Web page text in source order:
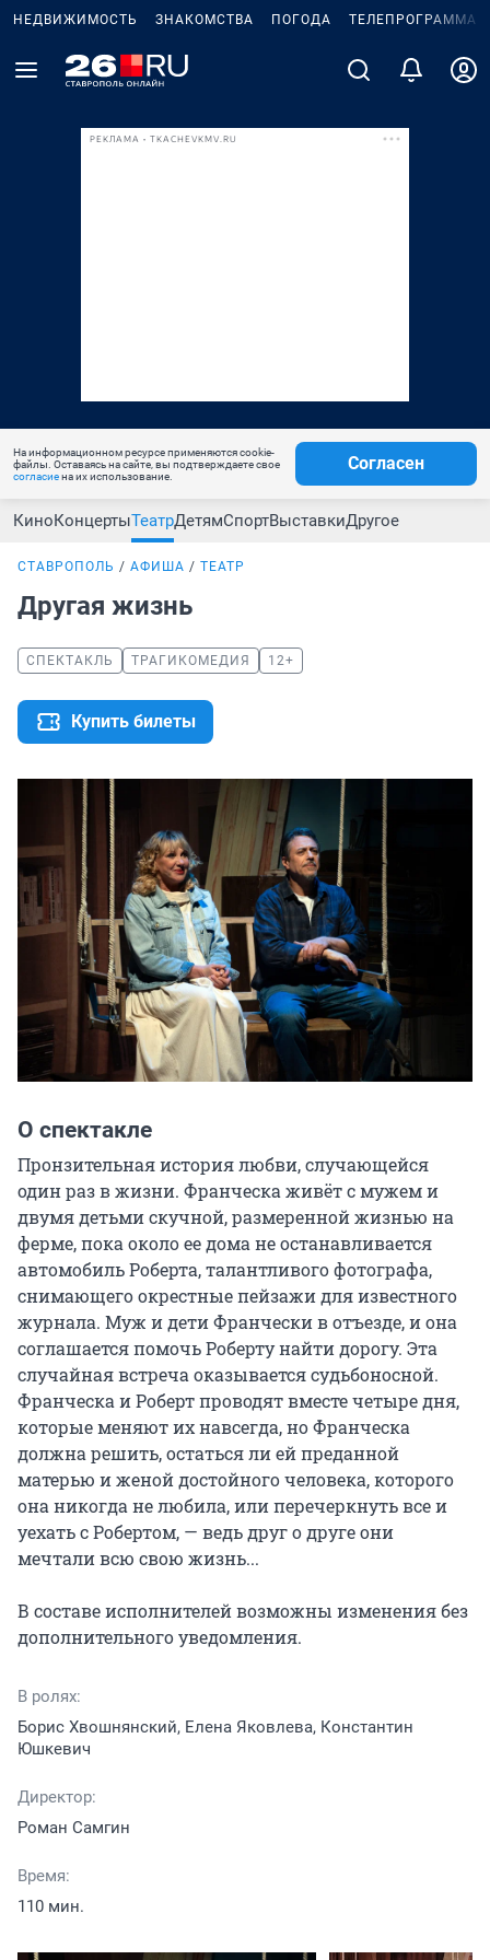
НЕДВИЖИМОСТЬ ЗНАКОМСТВА ПОГОДА ТЕЛЕПРОГРАММА
РЕКЛАМА • TKACHEVKMV.RU
На информационном ресурсе применяются cookie-
файлы. Оставаясь на сайте, вы подтверждаете свое
согласиена их использование.
Согласен
КиноКонцертыТеатрДетямСпортВыставкиДругое
СТАВРОПОЛЬ АФИША ТЕАТР
Другая жизнь
СПЕКТАКЛЬ ТРАГИКОМЕДИЯ 12+
Купить билеты
О спектакле
Пронзительная история любви, случающейся
один раз в жизни. Франческа живёт с мужем и
двумя детьми скучной, размеренной жизнью на
ферме, пока около ее дома не останавливается
автомобиль Роберта, талантливого фотографа,
снимающего окрестные пейзажи для известного
журнала. Муж и дети Франчески в отъезде, и она
соглашается помочь Роберту найти дорогу. Эта
случайная встреча оказывается судьбоносной.
Франческа и Роберт проводят вместе четыре дня,
которые меняют их навсегда, но Франческа
должна решить, остаться ли ей преданной
матерью и женой достойного человека, которого
она никогда не любила, или перечеркнуть все и
уехать с Робертом, — ведь друг о друге они
мечтали всю свою жизнь...
В составе исполнителей возможны изменения без
дополнительного уведомления.
В ролях:
Борис Хвошнянский, Елена Яковлева, Константин
Юшкевич
Директор:
Роман Самгин
Время:
110 мин.